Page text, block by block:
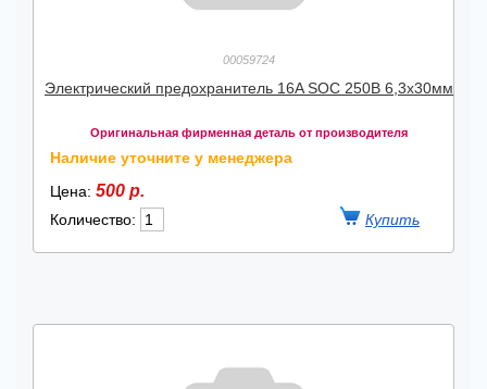
00059724
Электрический предохранитель 16A SOC 250В 6,3x30мм
Оригинальная фирменная деталь от производителя
Наличие уточните у менеджера
Цена: 500 р.
Количество: